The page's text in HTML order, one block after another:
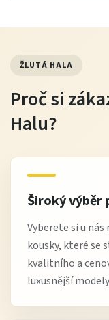
ŽLUTÁ HALA
Proč si
Halu?
Široký výběr
Vyberete si u
kousky, které se
kvalitního a
luxusnější